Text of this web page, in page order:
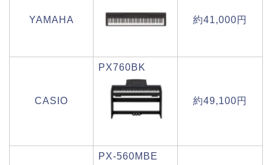
YAMAHA 約41,000円
CASIO
PX760BK
約49,100円
PX-560MBE